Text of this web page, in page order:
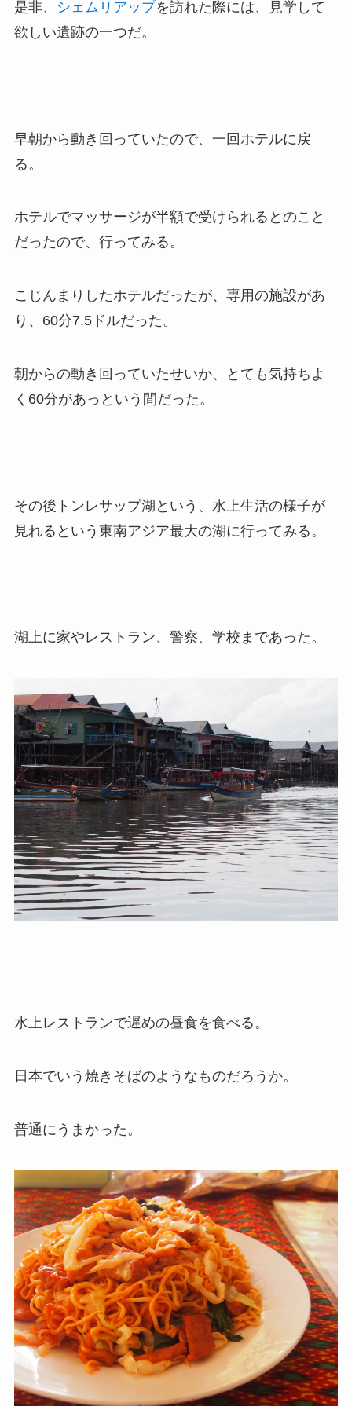
是非、 シェムリアップを訪れた際には、見学して
欲しい遺跡の一つだ。
早朝から動き回っていたので、一回ホテルに戻
る。
ホテルでマッサージが半額で受けられるとのこと
だったので、行ってみる。
こじんまりしたホテルだったが、専用の施設があ
り、60分7.5ドルだった。
朝からの動き回っていたせいか、とても気持ちよ
く60分があっという間だった。
その後トンレサップ湖という、水上生活の様子が
見れるという東南アジア最大の湖に行ってみる。
湖上に家やレストラン、警察、学校まであった。
水上レストランで遅めの昼食を食べる。
日本でいう焼きそばのようなものだろうか。
普通にうまかった。